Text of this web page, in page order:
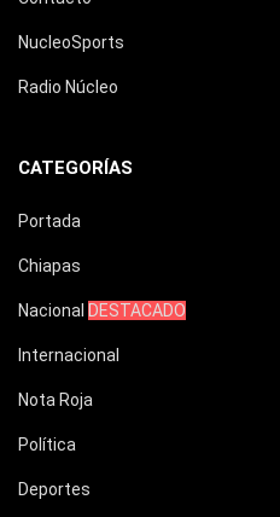
NucleoSports
Radio Núcleo
CATEGORÍAS
Portada
Chiapas
Nacional DESTACADO
Internacional
Nota Roja
Política
Deportes